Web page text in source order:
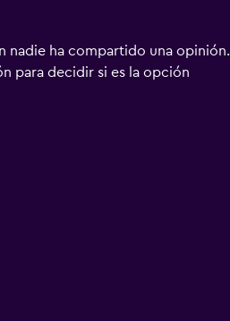
nadie ha compartido una opinión.
para decidir si es la opción